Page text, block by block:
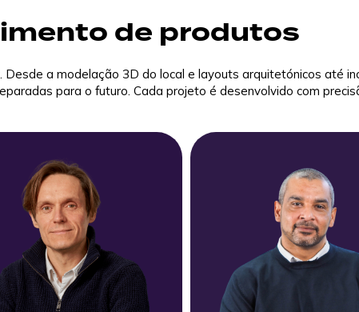
de produtos
a modelação 3D do local e layouts arquitetónicos até
para o futuro. Cada projeto é desenvolvido com